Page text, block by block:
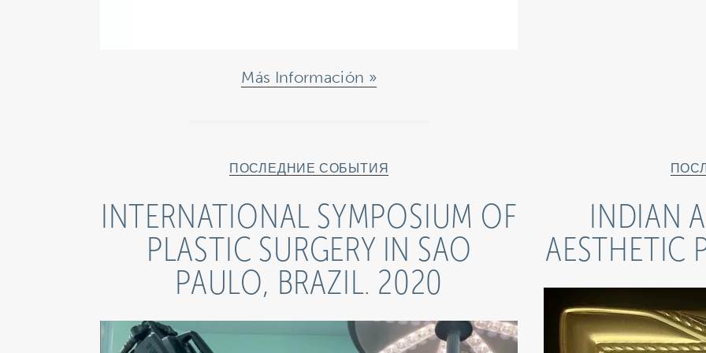
Más Información
ПОСЛЕДНИЕ СОБЫТИЯ
INTERNATIONAL SYMPOSIUM OF
PLASTIC SURGERY IN SAO
PAULO, BRAZIL. 2020
INDIAN
AESTHETIC